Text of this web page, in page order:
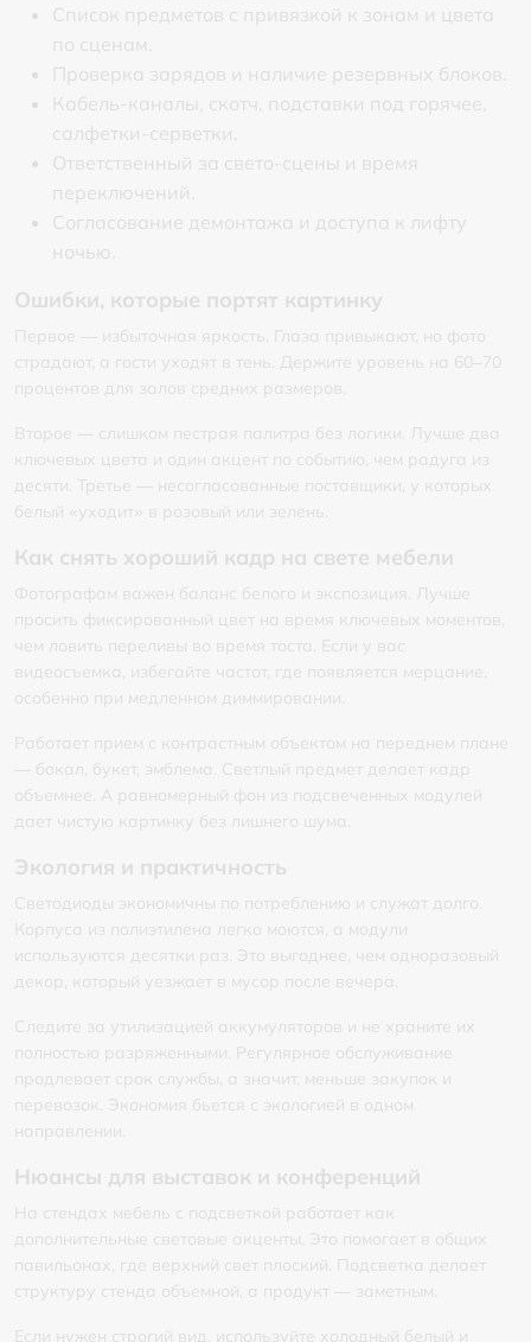
Список предметов с привязкой к зонам и цвета
по сценам.
Проверка зарядов и наличие резервных блоков.
Кабель-каналы, скотч, подставки под горячее,
салфетки-серветки.
Ответственный за свето-сцены и время
переключений.
Согласование демонтажа и доступа к лифту
ночью.
Ошибки, которые портят картинку
Первое — избыточная яркость. Глаза привыкают, но фото
страдают, а гости уходят в тень. Держите уровень на 60–70
процентов для залов средних размеров.
Второе — слишком пестрая палитра без логики. Лучше два
ключевых цвета и один акцент по событию, чем радуга из
десяти. Третье — несогласованные поставщики, у которых
белый «уходит» в розовый или зелень.
Как снять хороший кадр на свете мебели
Фотографам важен баланс белого и экспозиция. Лучше
просить фиксированный цвет на время ключевых моментов,
чем ловить переливы во время тоста. Если у вас
видеосъемка, избегайте частот, где появляется мерцание,
особенно при медленном диммировании.
Работает прием с контрастным объектом на переднем плане
— бокал, букет, эмблема. Светлый предмет делает кадр
объемнее. А равномерный фон из подсвеченных модулей
дает чистую картинку без лишнего шума.
Экология и практичность
Светодиоды экономичны по потреблению и служат долго.
Корпуса из полиэтилена легко моются, а модули
используются десятки раз. Это выгоднее, чем одноразовый
декор, который уезжает в мусор после вечера.
Следите за утилизацией аккумуляторов и не храните их
полностью разряженными. Регулярное обслуживание
продлевает срок службы, а значит, меньше закупок и
перевозок. Экономия бьется с экологией в одном
направлении.
Нюансы для выставок и конференций
На стендах мебель с подсветкой работает как
дополнительные световые акценты. Это помогает в общих
павильонах, где верхний свет плоский. Подсветка делает
структуру стенда объемной, а продукт — заметным.
Если нужен строгий вид, используйте холодный белый и